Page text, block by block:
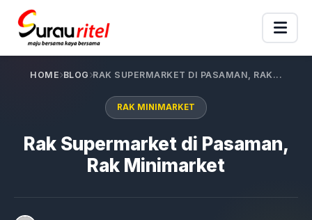
HOME BLOG RAK SUPERMARKET DI PASAMAN, RAK...
RAK MINIMARKET
Rak Supermarket di Pasaman,
Rak Minimarket